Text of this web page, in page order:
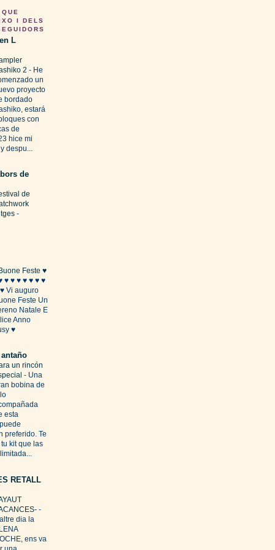
I DELS
L
2 - He
un
proyecto
bordado
estará
con
de
hice mi
despu...
de
de
-
Feste ♥
♥ ♥ ♥ ♥ ♥ ♥ ♥
Vi auguro
Feste Un
Natale E
Anno
♥
un rincón
- Una
bobina de
esta
preferido. Te
kit que las
RETALL
-
dia la
ens va